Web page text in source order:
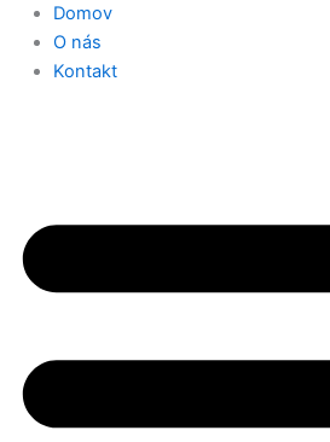
Domov
O nás
Kontakt